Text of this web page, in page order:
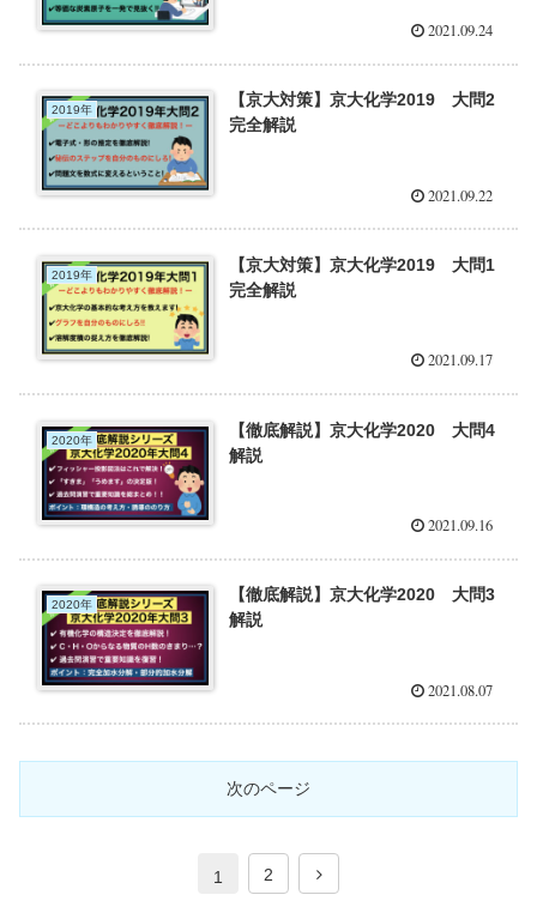
2021.09.24
2019年
【京大対策】京大化学2019 大問2
完全解説
2021.09.22
2019年
【京大対策】京大化学2019 大問1
完全解説
2021.09.17
2020年
【徹底解説】京大化学2020 大問4
解説
2021.09.16
2020年
【徹底解説】京大化学2020 大問3
解説
2021.08.07
次のページ
1 2